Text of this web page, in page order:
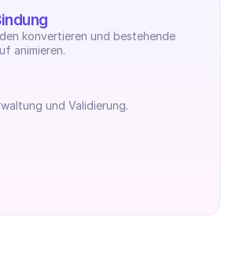
konvertieren und bestehende
animieren.
und Validierung.